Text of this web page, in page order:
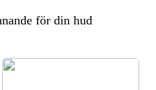
för din hud